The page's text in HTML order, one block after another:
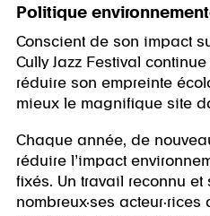
Politique
Conscient de son impact
Cully Jazz Festival
réduire son empreinte
mieux le magnifique site
Chaque année, de
réduire l’impact
fixés. Un travail reconnu
nombreux·ses acteur·rices